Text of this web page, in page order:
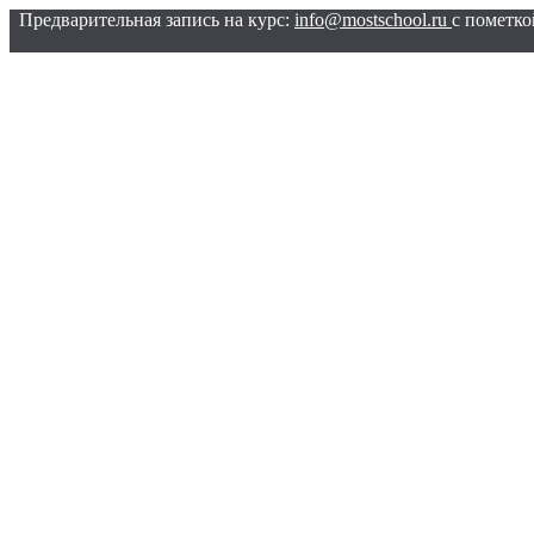
Предварительная запись на курс: info@mostschool.ru с